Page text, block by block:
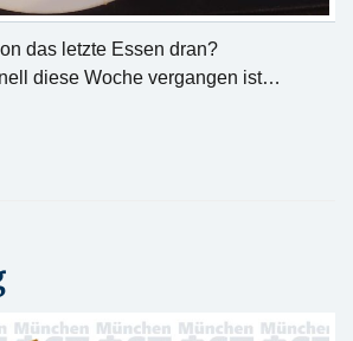
das letzte Essen dran?
diese Woche vergangen ist…